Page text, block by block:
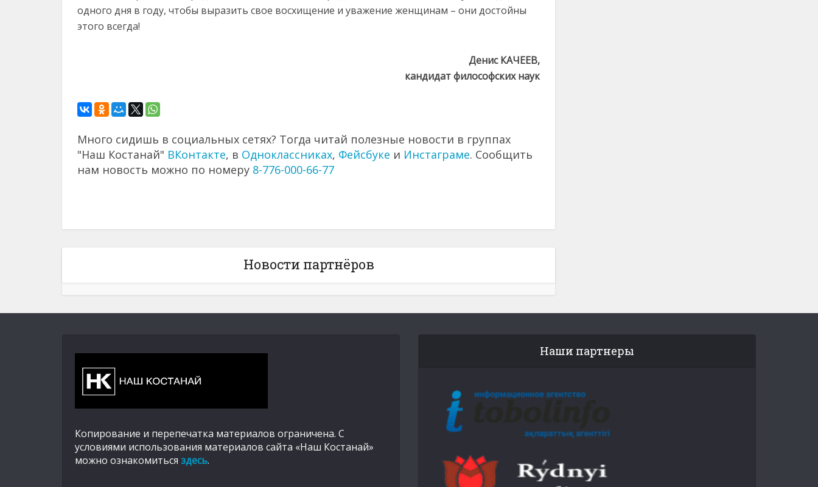
одного дня в году, чтобы выразить свое восхищение и уважение женщинам – они достойны
этого всегда!
Денис КАЧЕЕВ,
кандидат философских наук
Много сидишь в социальных сетях? Тогда читай полезные новости в группах
"Наш Костанай" ВКонтакте, в Одноклассниках, Фейсбуке и Инстаграме. Сообщить
нам новость можно по номеру 8-776-000-66-77
Новости партнёров
Копирование и перепечатка материалов ограничена. С
условиями использования материалов сайта «Наш Костанай»
можно ознакомиться здесь.
Наши партнеры